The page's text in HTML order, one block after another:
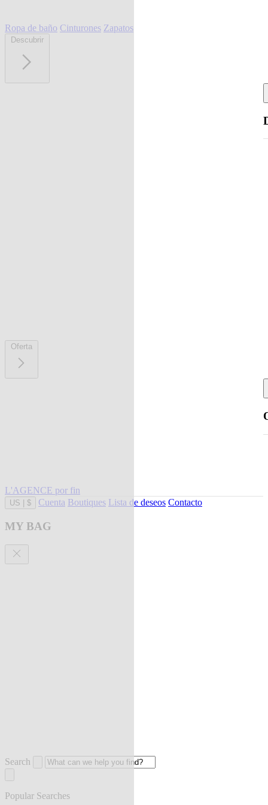
Ropa de baño Cinturones Zapatos
Descubrir
Oferta
L'AGENCE por fin
US $ Cuenta Boutiques Lista de deseos Contacto
MY BAG
Search
Popular Searches